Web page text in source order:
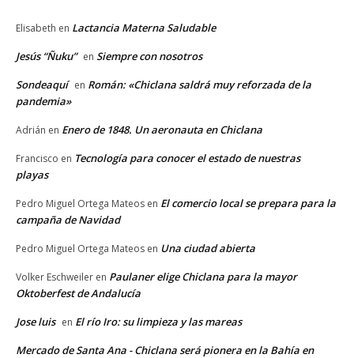
Elisabeth en Lactancia Materna Saludable
Jesús “Ñuku” en Siempre con nosotros
Sondeaquí en Román: «Chiclana saldrá muy reforzada de la
pandemia»
Adrián en Enero de 1848. Un aeronauta en Chiclana
Francisco en Tecnología para conocer el estado de nuestras
playas
Pedro Miguel Ortega Mateos en El comercio local se prepara para la
campaña de Navidad
Pedro Miguel Ortega Mateos en Una ciudad abierta
Volker Eschweiler en Paulaner elige Chiclana para la mayor
Oktoberfest de Andalucía
Jose luis en El río Iro: su limpieza y las mareas
Mercado de Santa Ana - Chiclana será pionera en la Bahía en